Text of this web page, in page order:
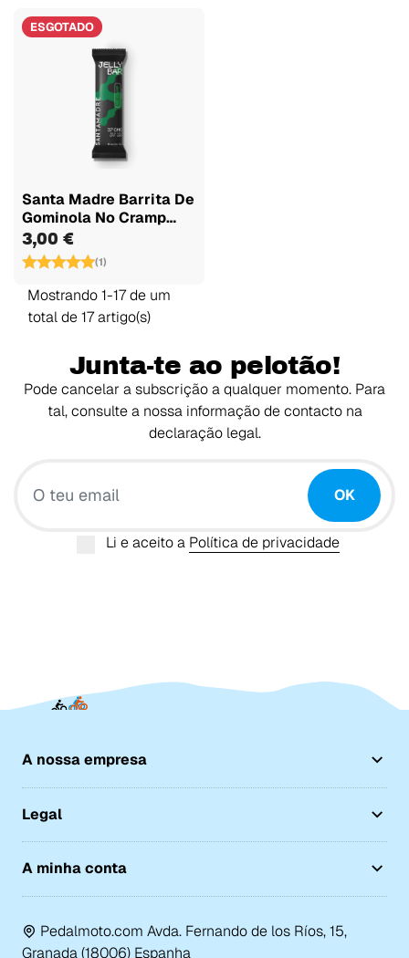
ESGOTADO
Santa Madre Barrita De
Gominola No Cramp
(anti...
3,00 €
(1)
Mostrando 1-17 de um
total de 17 artigo(s)
Junta-te ao pelotão!
Pode cancelar a subscrição a qualquer momento. Para
tal, consulte a nossa informação de contacto na
declaração legal.
OK
Li e aceito a Política de privacidade
A nossa empresa
Legal
A minha conta
Pedalmoto.com Avda. Fernando de los Ríos, 15,
Granada (18006) Espanha